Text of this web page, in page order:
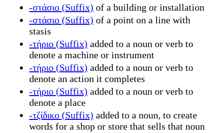
-στάσιο (Suffix) of a building or installation
-στάσιο (Suffix) of a point on a line with
stasis
-τήριο (Suffix) added to a noun or verb to
denote a machine or instrument
-τήριο (Suffix) added to a noun or verb to
denote an action it completes
-τήριο (Suffix) added to a noun or verb to
denote a place
-τζίδικο (Suffix) added to a noun, to create
words for a shop or store that sells that noun